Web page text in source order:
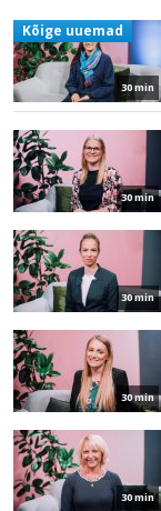
30 min
Kõige uuemad
30 min
30 min
30 min
30 min